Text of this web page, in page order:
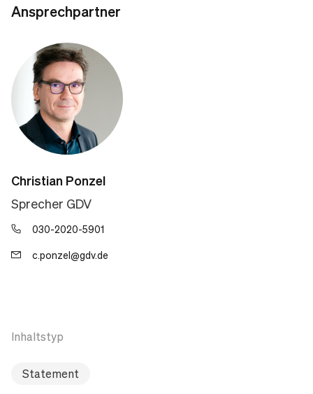
Ansprechpartner
Christian Ponzel
Sprecher GDV
030-2020-5901
c.ponzel@gdv.de
Inhaltstyp
Statement